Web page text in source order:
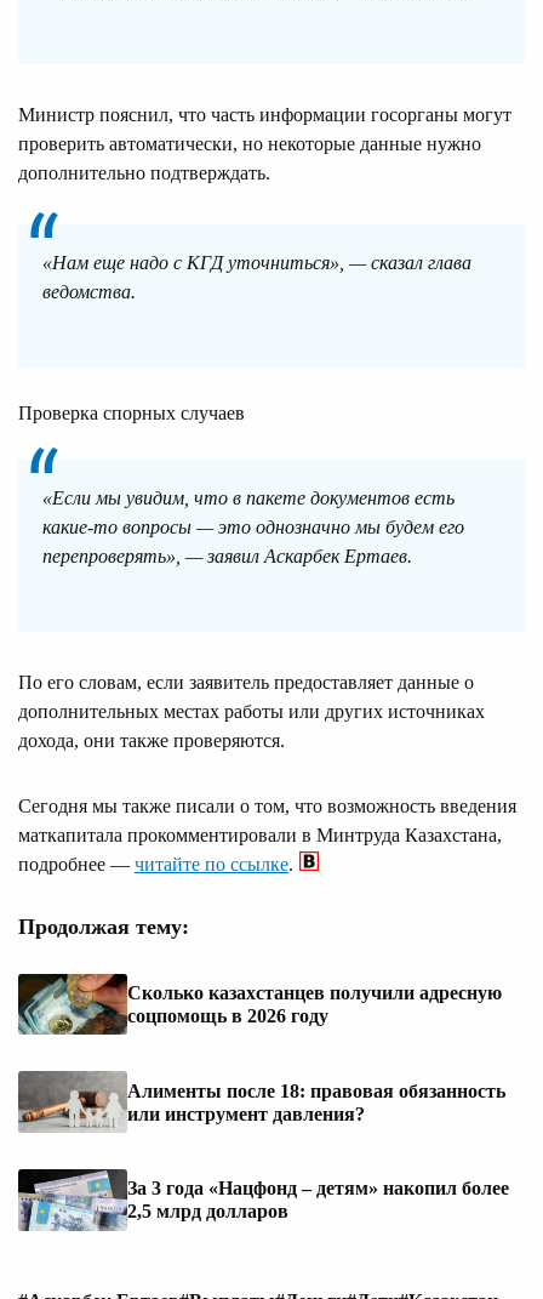
Министр пояснил, что часть информации госорганы могут
проверить автоматически, но некоторые данные нужно
дополнительно подтверждать.
«Нам еще надо с КГД уточниться», — сказал глава
ведомства.
Проверка спорных случаев
«Если мы увидим, что в пакете документов есть
какие-то вопросы — это однозначно мы будем его
перепроверять», — заявил Аскарбек Ертаев.
По его словам, если заявитель предоставляет данные о
дополнительных местах работы или других источниках
дохода, они также проверяются.
Сегодня мы также писали о том, что возможность введения
маткапитала прокомментировали в Минтруда Казахстана,
подробнее — читайте по ссылке.
Продолжая тему:
Сколько казахстанцев получили адресную
соцпомощь в 2026 году
Алименты после 18: правовая обязанность
или инструмент давления?
За 3 года «Нацфонд – детям» накопил более
2,5 млрд долларов